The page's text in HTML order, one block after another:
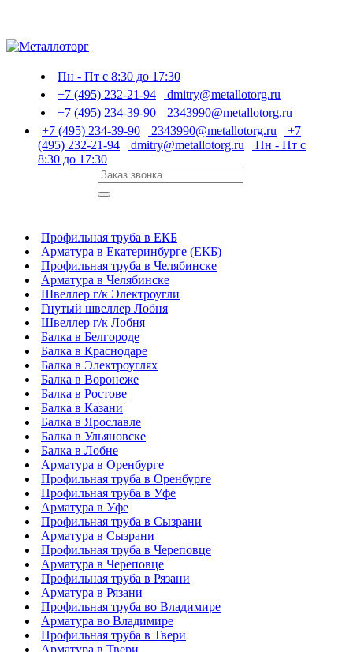
Пн - Пт с 8:30 до 17:30
+7 (495) 232-21-94
dmitry@metallotorg.ru
+7 (495) 234-39-90
2343990@metallotorg.ru
+7 (495) 234-39-90
2343990@metallotorg.ru
+7
(495) 232-21-94
dmitry@metallotorg.ru
Пн - Пт с
8:30 до 17:30
Профильная труба в ЕКБ
Арматура в Екатеринбурге (ЕКБ)
Профильная труба в Челябинске
Арматура в Челябинске
Швеллер г/к Электроугли
Гнутый швеллер Лобня
Швеллер г/к Лобня
Балка в Белгороде
Балка в Краснодаре
Балка в Электроуглях
Балка в Воронеже
Балка в Ростове
Балка в Казани
Балка в Ярославле
Балка в Ульяновске
Балка в Лобне
Арматура в Оренбурге
Профильная труба в Оренбурге
Профильная труба в Уфе
Арматура в Уфе
Профильная труба в Сызрани
Арматура в Сызрани
Профильная труба в Череповце
Арматура в Череповце
Профильная труба в Рязани
Арматура в Рязани
Профильная труба во Владимире
Арматура во Владимире
Профильная труба в Твери
Арматура в Твери